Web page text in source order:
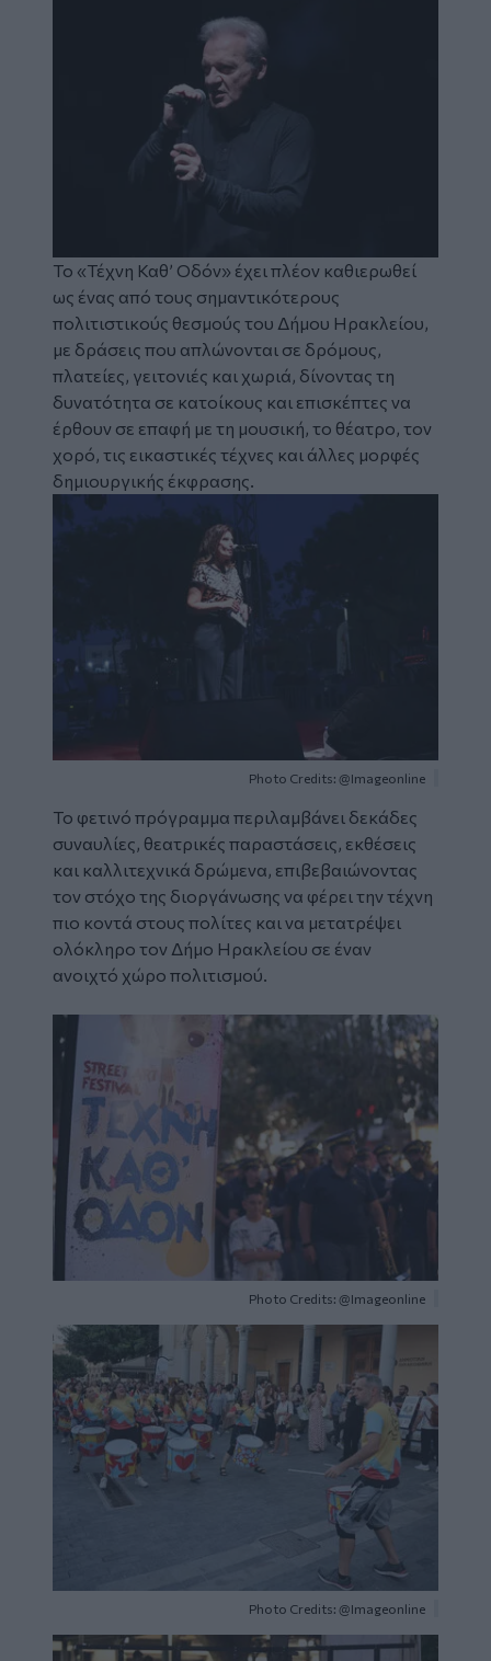
Το «Τέχνη Καθ’ Οδόν» έχει πλέον καθιερωθεί
ως ένας από τους σημαντικότερους
πολιτιστικούς θεσμούς του Δήμου Ηρακλείου,
με δράσεις που απλώνονται σε δρόμους,
πλατείες, γειτονιές και χωριά, δίνοντας τη
δυνατότητα σε κατοίκους και επισκέπτες να
έρθουν σε επαφή με τη μουσική, το θέατρο, τον
χορό, τις εικαστικές τέχνες και άλλες μορφές
δημιουργικής έκφρασης.
Image
Photo Credits: @Imageonline
Το φετινό πρόγραμμα περιλαμβάνει δεκάδες
συναυλίες, θεατρικές παραστάσεις, εκθέσεις
και καλλιτεχνικά δρώμενα, επιβεβαιώνοντας
τον στόχο της διοργάνωσης να φέρει την τέχνη
πιο κοντά στους πολίτες και να μετατρέψει
ολόκληρο τον Δήμο Ηρακλείου σε έναν
ανοιχτό χώρο πολιτισμού.
Image
Photo Credits: @Imageonline
Image
Photo Credits: @Imageonline
Image